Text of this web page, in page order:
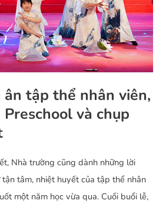
tập thể nhân viên,
và chụp
Nhà trường cũng dành những lời
tâm, nhiệt huyết của tập thể nhân
một năm học vừa qua. Cuối buổi lễ,